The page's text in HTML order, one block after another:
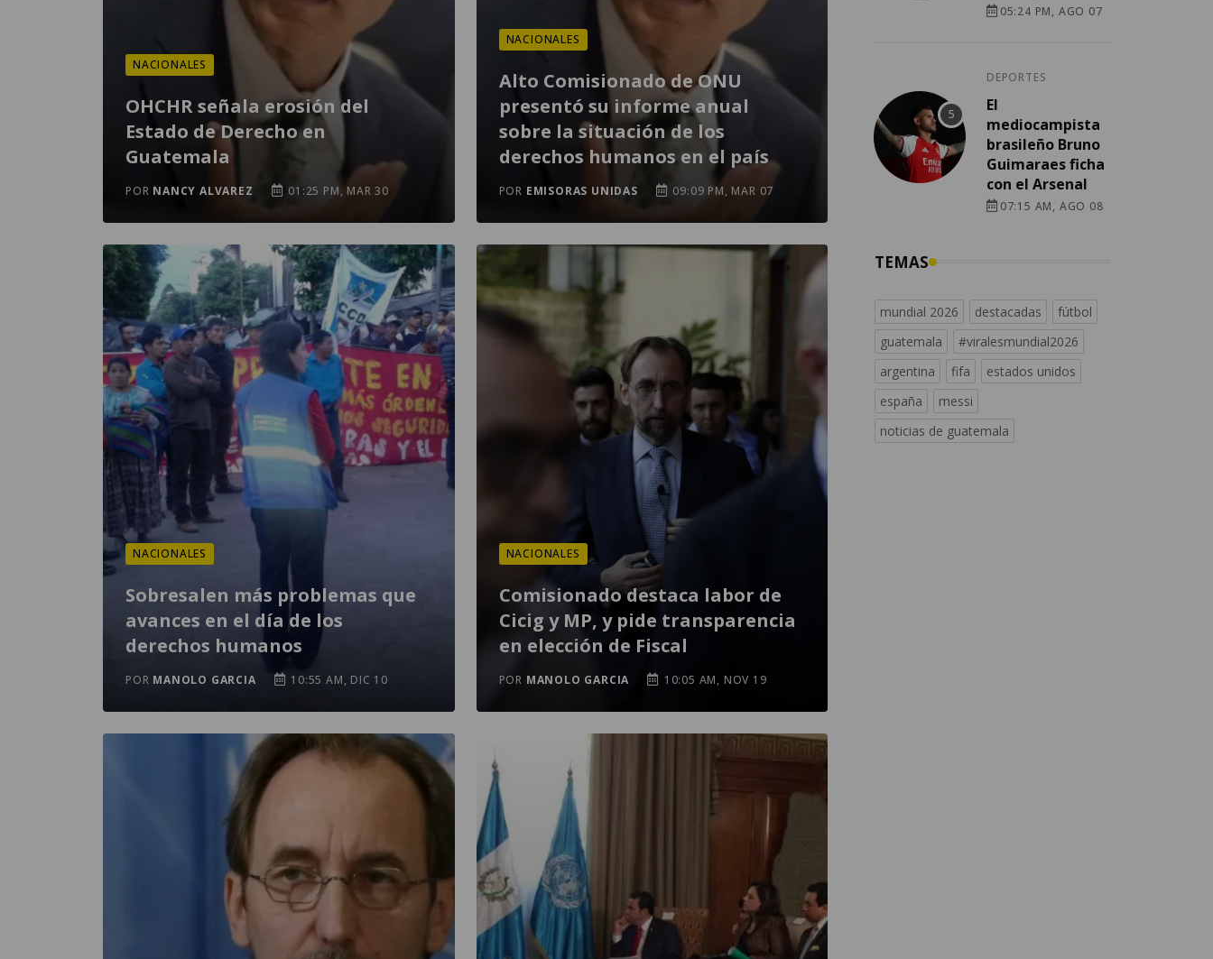
NACIONALES
OHCHR señala erosión del
Estado de Derecho en
Guatemala
POR NANCY ALVAREZ 01:25 PM, MAR 30
NACIONALES
Alto Comisionado de ONU
presentó su informe anual
sobre la situación de los
derechos humanos en el país
POR EMISORAS UNIDAS 09:09 PM, MAR 07
NACIONALES
Sobresalen más problemas que
avances en el día de los
derechos humanos
POR MANOLO GARCIA 10:55 AM, DIC 10
NACIONALES
Comisionado destaca labor de
Cicig y MP, y pide transparencia
en elección de Fiscal
POR MANOLO GARCIA 10:05 AM, NOV 19
05:24 PM, AGO 07
DEPORTES
El
mediocampista
brasileño Bruno
Guimaraes ficha
con el Arsenal
07:15 AM, AGO 08
TEMAS
mundial 2026 destacadas
fútbol
guatemala
#viralesmundial2026
argentina
fifa
estados unidos
españa
messi
noticias de guatemala